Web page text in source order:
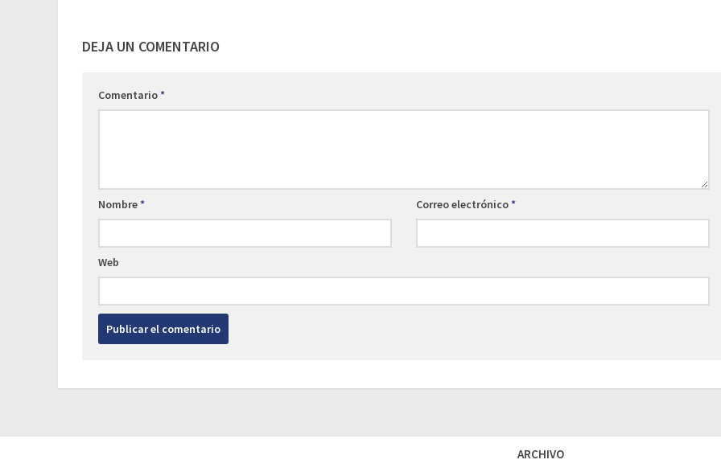
DEJA UN COMENTARIO
Comentario*
Nombre* Correo electrónico*
Web
ARCHIVO